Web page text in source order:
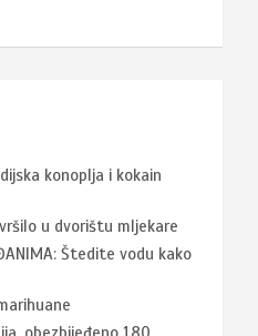
konoplja i kokain
u dvorištu mljekare
Štedite vodu kako